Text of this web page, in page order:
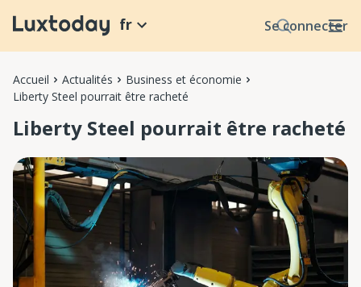
Se connecter
fr
Accueil Actualités
Business et économie
Liberty Steel pourrait être racheté
Liberty Steel pourrait être racheté